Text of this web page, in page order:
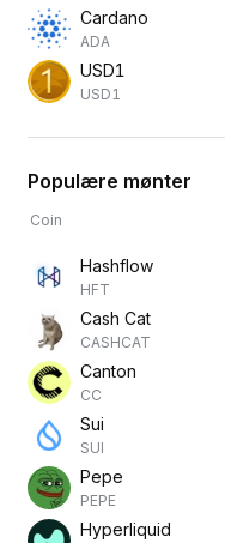
Cardano
ADA
USD1
USD1
Populære mønter
Coin
Hashflow
HFT
Cash Cat
CASHCAT
Canton
CC
Sui
SUI
Pepe
PEPE
Hyperliquid